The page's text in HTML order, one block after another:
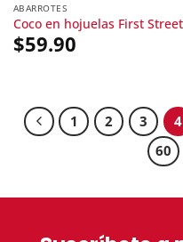
ABARROTES
Coco en hojuelas First Street
$59.90
1 2 3 4
60